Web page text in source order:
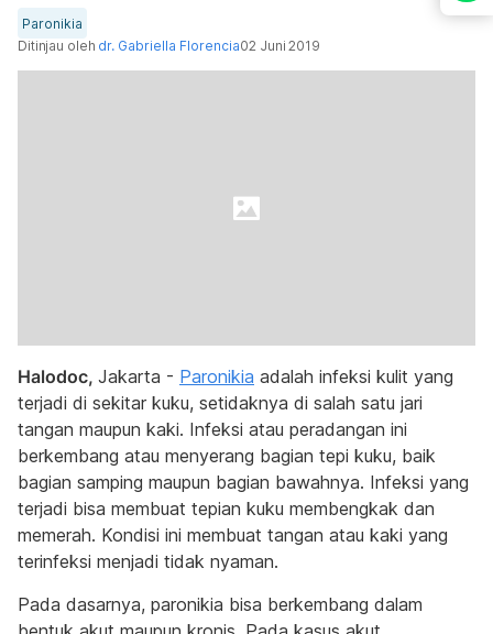
Paronikia
Ditinjau oleh dr. Gabriella Florencia02 Juni 2019
Halodoc, Jakarta - Paronikia adalah infeksi kulit yang
terjadi di sekitar kuku, setidaknya di salah satu jari
tangan maupun kaki. Infeksi atau peradangan ini
berkembang atau menyerang bagian tepi kuku, baik
bagian samping maupun bagian bawahnya. Infeksi yang
terjadi bisa membuat tepian kuku membengkak dan
memerah. Kondisi ini membuat tangan atau kaki yang
terinfeksi menjadi tidak nyaman.
Pada dasarnya, paronikia bisa berkembang dalam